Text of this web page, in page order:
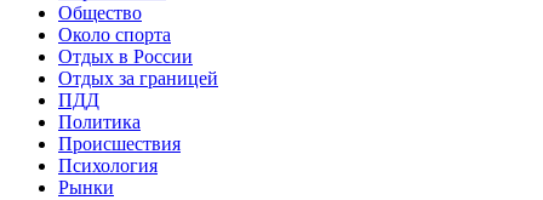
Общество
Около спорта
Отдых в России
Отдых за границей
ПДД
Политика
Происшествия
Психология
Рынки